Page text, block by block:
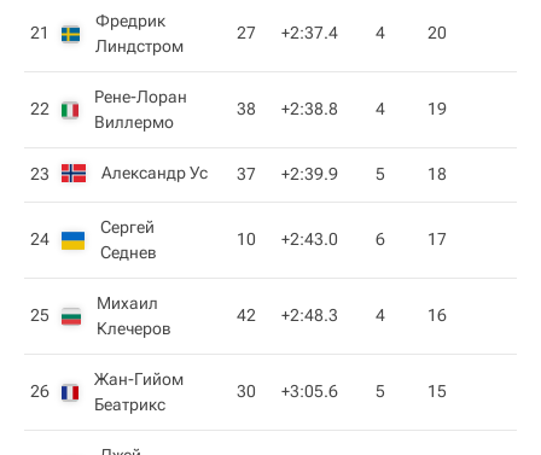
21
Фредрик
Линдстром
27 +2:37.4 4 20
22
Рене-Лоран
Виллермо
38 +2:38.8 4 19
23 Александр Ус 37 +2:39.9 5 18
24
Сергей
Седнев
10 +2:43.0 6 17
25
Михаил
Клечеров
42 +2:48.3 4 16
26
Жан-Гийом
Беатрикс
30 +3:05.6 5 15